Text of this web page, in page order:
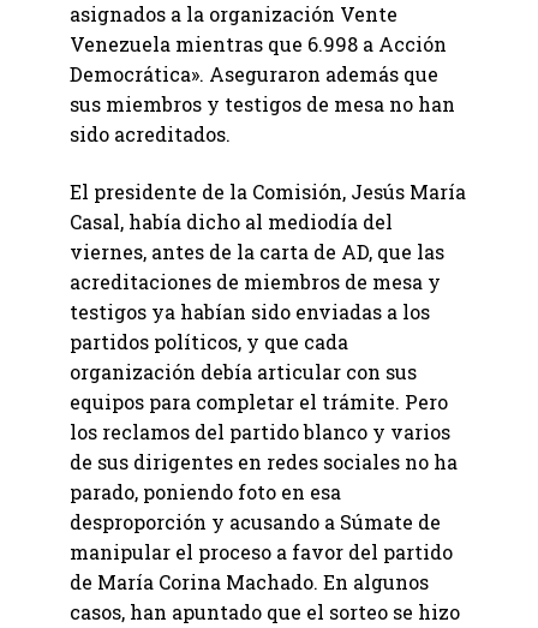
asignados a la organización Vente
Venezuela mientras que 6.998 a Acción
Democrática». Aseguraron además que
sus miembros y testigos de mesa no han
sido acreditados.
El presidente de la Comisión, Jesús María
Casal, había dicho al mediodía del
viernes, antes de la carta de AD, que las
acreditaciones de miembros de mesa y
testigos ya habían sido enviadas a los
partidos políticos, y que cada
organización debía articular con sus
equipos para completar el trámite. Pero
los reclamos del partido blanco y varios
de sus dirigentes en redes sociales no ha
parado, poniendo foto en esa
desproporción y acusando a Súmate de
manipular el proceso a favor del partido
de María Corina Machado. En algunos
casos, han apuntado que el sorteo se hizo